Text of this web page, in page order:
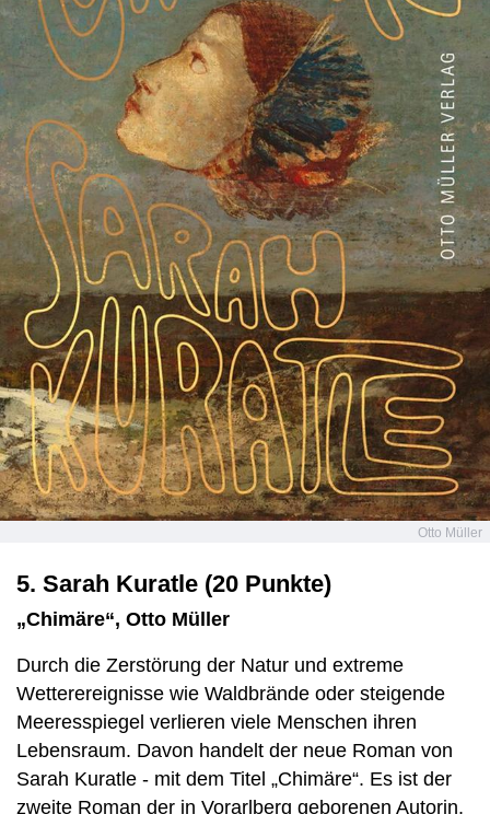
Otto Müller
5. Sarah Kuratle (20 Punkte)
„Chimäre“, Otto Müller
Durch die Zerstörung der Natur und extreme
Wetterereignisse wie Waldbrände oder steigende
Meeresspiegel verlieren viele Menschen ihren
Lebensraum. Davon handelt der neue Roman von
Sarah Kuratle - mit dem Titel „Chimäre“. Es ist der
zweite Roman der in Vorarlberg geborenen Autorin.